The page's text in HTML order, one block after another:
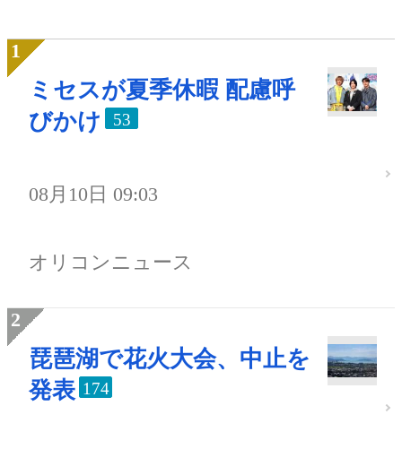
ミセスが夏季休暇 配慮呼
びかけ
53
08月10日 09:03
オリコンニュース
琵琶湖で花火大会、中止を
発表 174